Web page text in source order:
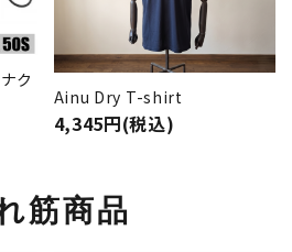
ク
Ainu Dry T-shirt
4,345円(税込)
筋商品